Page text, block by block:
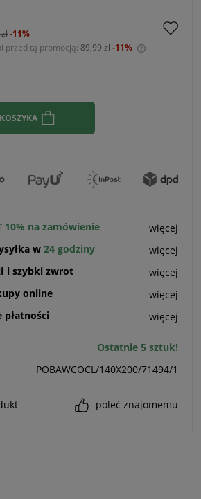
-11%
przed tą promocją: 89,99 zł-11%
10% na zamówienie
więcej
w 24 godziny
więcej
i szybki zwrot
więcej
online
więcej
płatności
więcej
Ostatnie 5 sztuk!
POBAWCOCL/140X200/71494/1
poleć znajomemu